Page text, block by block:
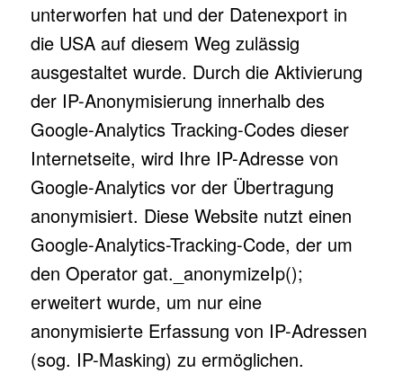
unterworfen hat und der Datenexport in
die USA auf diesem Weg zulässig
ausgestaltet wurde. Durch die Aktivierung
der IP-Anonymisierung innerhalb des
Google-Analytics Tracking-Codes dieser
Internetseite, wird Ihre IP-Adresse von
Google-Analytics vor der Übertragung
anonymisiert. Diese Website nutzt einen
Google-Analytics-Tracking-Code, der um
den Operator gat._anonymizeIp();
erweitert wurde, um nur eine
anonymisierte Erfassung von IP-Adressen
(sog. IP-Masking) zu ermöglichen.